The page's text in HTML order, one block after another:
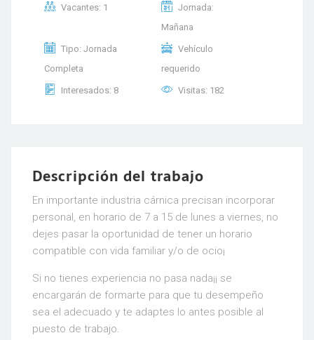
Vacantes: 1
Jornada:
Mañana
Tipo: Jornada
Completa
Vehículo
requerido
Interesados: 8 Visitas: 182
Descripción del trabajo
En importante industria cárnica precisan incorporar
personal, en horario de 7 a 15 de lunes a viernes, no
dejes pasar la oportunidad de tener un horario
compatible con vida familiar y/o de ocio¡
Si no tienes experiencia no pasa nada¡¡ se
encargarán de formarte para que tu desempeño
sea el adecuado y te adaptes lo antes posible al
puesto de trabajo.